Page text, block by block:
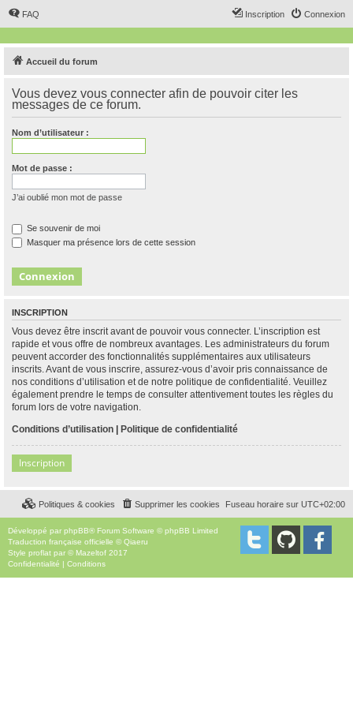
FAQ Connexion
Inscription
Accueil du forum
Vous devez vous connecter afin de pouvoir citer les
messages de ce forum.
Nom d’utilisateur :
Mot de passe :
J’ai oublié mon mot de passe
Se souvenir de moi
Masquer ma présence lors de cette session
INSCRIPTION
Vous devez être inscrit avant de pouvoir vous connecter. L’inscription est
rapide et vous offre de nombreux avantages. Les administrateurs du forum
peuvent accorder des fonctionnalités supplémentaires aux utilisateurs
inscrits. Avant de vous inscrire, assurez-vous d’avoir pris connaissance de
nos conditions d’utilisation et de notre politique de confidentialité. Veuillez
également prendre le temps de consulter attentivement toutes les règles du
forum lors de votre navigation.
Conditions d’utilisation | Politique de confidentialité
Inscription
Fuseau horaire sur UTC+02:00
Supprimer les cookies
Politiques & cookies
Développé par phpBB® Forum Software © phpBB Limited
Traduction française officielle ©Qiaeru
Style proflat par © Mazeltof 2017
Confidentialité | Conditions